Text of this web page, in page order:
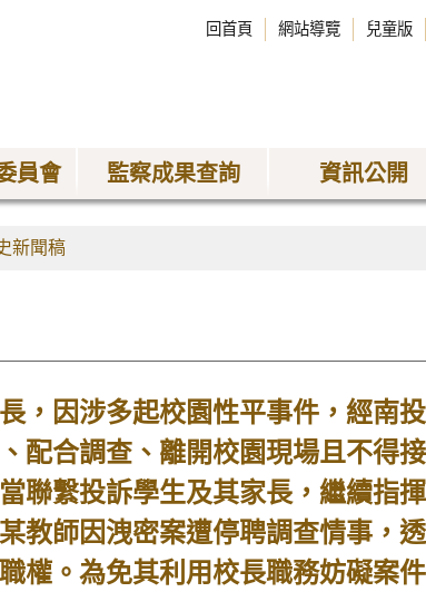
回首頁 網站導覽 兒童版
員會 監察成果查詢 資訊公開
新聞稿
，因涉多起校園性平事件，經南
配合調查、離開校園現場且不得
聯繫投訴學生及其家長，繼續指
教師因洩密案遭停聘調查情事，
權。為免其利用校長職務妨礙案